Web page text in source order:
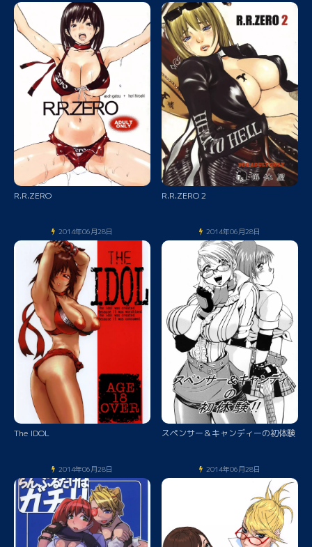
R.R.ZERO R.R.ZERO 2
2014年06月28日
The IDOL
2014年06月28日
スペンサー＆キャンディーの初体験
2014年06月28日 2014年06月28日